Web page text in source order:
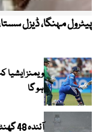
پیٹرول مہنگا، ڈیزل
ہو گا